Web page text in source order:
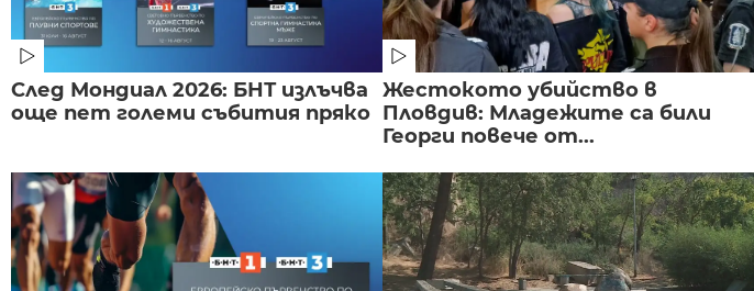
След Мондиал 2026: БНТ излъчва
още пет големи събития пряко
Жестокото убийство в
Пловдив: Младежите са били
Георги повече от...